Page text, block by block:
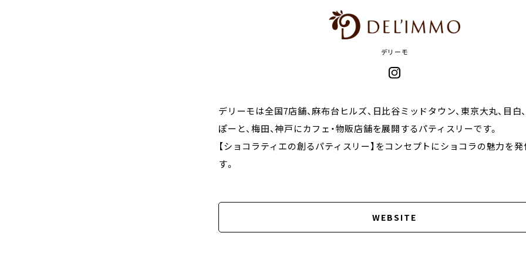
デリーモ
デリーモは全国7店舗、麻布台ヒルズ、日比谷ミッドタウン、東京大丸、目白
ぽーと、梅田、神戸にカフェ・物販店舗を展開するパティスリーです。
【ショコラティエの創るパティスリー】をコンセプトにショコラの魅力を
す。
WEBSITE